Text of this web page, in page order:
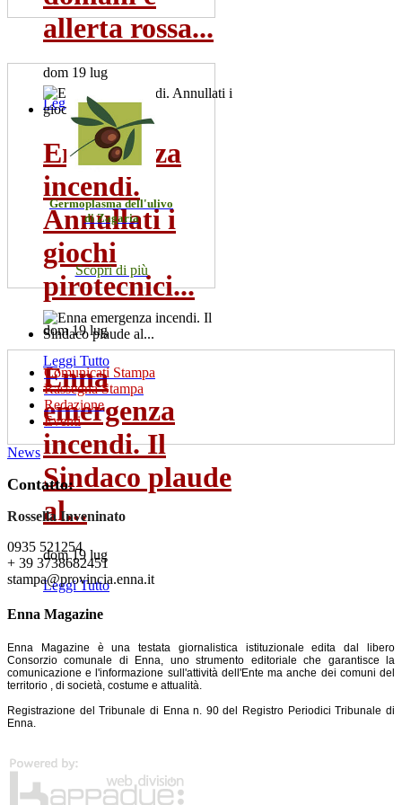
allerta rossa...
dom 19 lug
Leggi Tutto
Emergenza
incendi.
Annullati i
giochi
pirotecnici...
dom 19 lug
Leggi Tutto
Enna
emergenza
incendi. Il
Sindaco plaude
al...
dom 19 lug
Leggi Tutto
Germoplasma dell'ulivo
di Zagaria
Scopri di più
Comunicati Stampa
Rassegna Stampa
Redazione
Eventi
News
Contatto:
Rossella Inveninato
0935 521254
+ 39 3738682451
stampa@provincia.enna.it
Enna Magazine
Enna Magazine è una testata giornalistica istituzionale edita dal libero
Consorzio comunale di Enna, uno strumento editoriale che garantisce la
comunicazione e l'informazione sull'attività dell'Ente ma anche dei comuni del
territorio , di società, costume e attualità.
Registrazione del Tribunale di Enna n. 90 del Registro Periodici Tribunale di
Enna.